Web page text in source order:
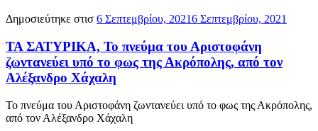
Δημοσιεύτηκε στισ 6 Σεπτεμβρίου, 20216 Σεπτεμβρίου, 2021
ΤΑ ΣΑΤΥΡΙΚΑ, Το πνεύμα του Αριστοφάνη
ζωντανεύει υπό το φως της Ακρόπολης, από τον
Αλέξανδρο Χάχαλη
Το πνεύμα του Αριστοφάνη ζωντανεύει υπό το φως της Ακρόπολης,
από τον Αλέξανδρο Χάχαλη